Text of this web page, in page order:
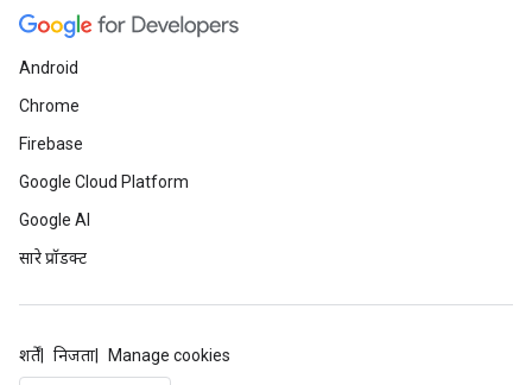
Android
Chrome
Firebase
Google Cloud Platform
Google AI
सारे प्रॉडक्ट
शर्तें निजता Manage cookies